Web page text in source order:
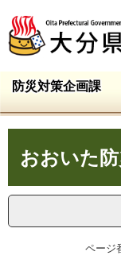
ジ
先
ュ
を
防災対策企画課
おおいた
ページ